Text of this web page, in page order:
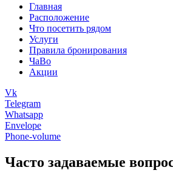
Главная
Расположение
Что посетить рядом
Услуги
Правила бронирования
ЧаВо
Акции
Vk
Telegram
Whatsapp
Envelope
Phone-volume
Часто задаваемые